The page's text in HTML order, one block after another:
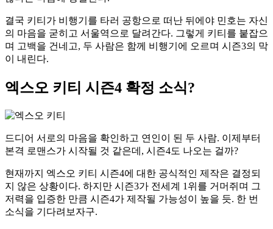
결국 키티가 비행기를 타러 공항으로 떠난 뒤에야 민호는 자신
의 마음을 굳히고 서울역으로 달려간다. 그렇게 키티를 붙잡으
며 고백을 건네고, 두 사람은 함께 비행기에 오르며 시즌3의 막
이 내린다.
엑스오 키티 시즌4 확정 소식?
드디어 서로의 마음을 확인하고 연인이 된 두 사람. 이제부터
본격 로맨스가 시작될 것 같은데, 시즌4도 나오는 걸까?
현재까지 엑스오 키티 시즌4에 대한 공식적인 제작은 결정되
지 않은 상황이다. 하지만 시즌3가 전세계 1위를 거머쥐며 그
저력을 입증한 만큼 시즌4가 제작될 가능성이 높을 듯. 한 번
소식을 기다려보자구.